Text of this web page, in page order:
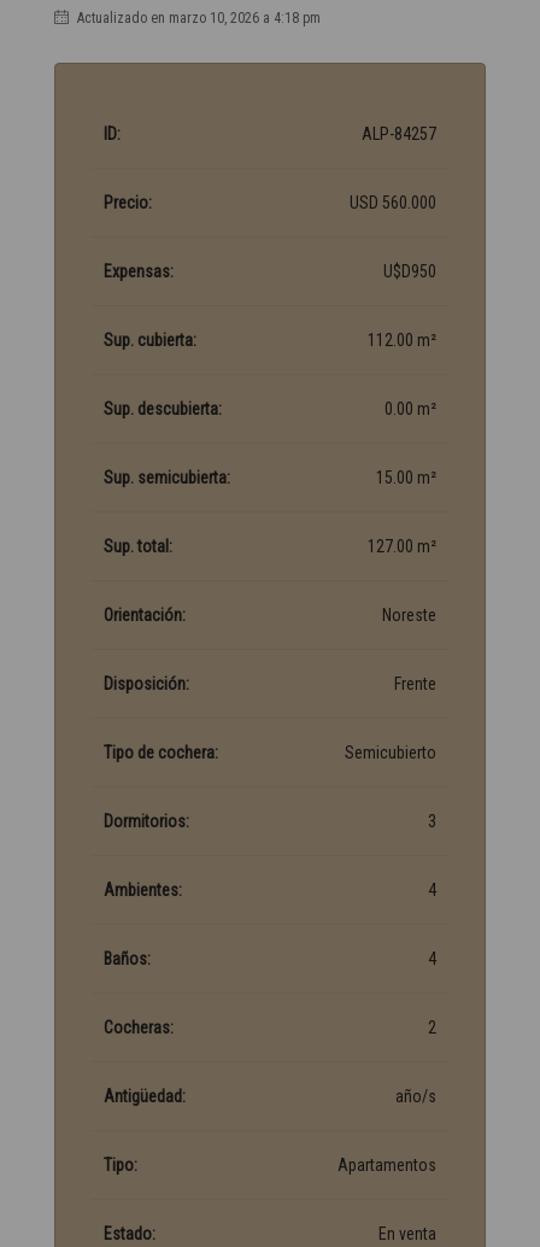
Actualizado en marzo 10, 2026 a 4:18 pm
ID: ALP-84257
Precio: USD 560.000
Expensas: U$D950
Sup. cubierta: 112.00 m²
Sup. descubierta: 0.00 m²
Sup. semicubierta: 15.00 m²
Sup. total: 127.00 m²
Orientación: Noreste
Disposición: Frente
Tipo de cochera: Semicubierto
Dormitorios: 3
Ambientes: 4
Baños: 4
Cocheras: 2
Antigüedad: año/s
Tipo: Apartamentos
Estado: En venta